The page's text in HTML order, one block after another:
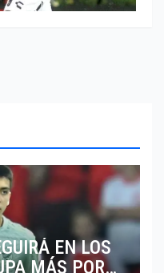
EN LOS
MÁS POR